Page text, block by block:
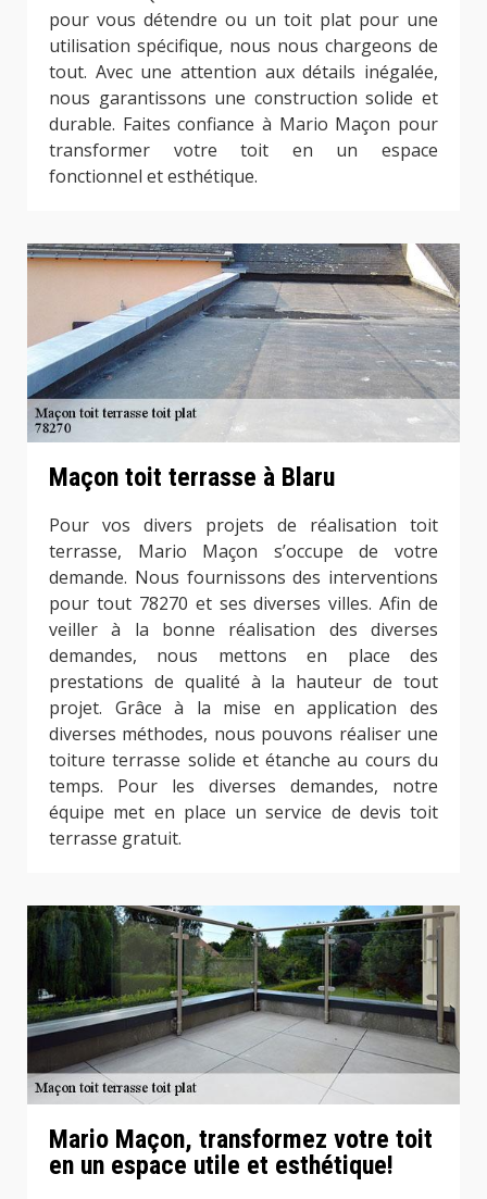
pour vous détendre ou un toit plat pour une
utilisation spécifique, nous nous chargeons de
tout. Avec une attention aux détails inégalée,
nous garantissons une construction solide et
durable. Faites confiance à Mario Maçon pour
transformer votre toit en un espace
fonctionnel et esthétique.
Maçon toit terrasse à Blaru
Pour vos divers projets de réalisation toit
terrasse, Mario Maçon s’occupe de votre
demande. Nous fournissons des interventions
pour tout 78270 et ses diverses villes. Afin de
veiller à la bonne réalisation des diverses
demandes, nous mettons en place des
prestations de qualité à la hauteur de tout
projet. Grâce à la mise en application des
diverses méthodes, nous pouvons réaliser une
toiture terrasse solide et étanche au cours du
temps. Pour les diverses demandes, notre
équipe met en place un service de devis toit
terrasse gratuit.
Mario Maçon, transformez votre toit
en un espace utile et esthétique!